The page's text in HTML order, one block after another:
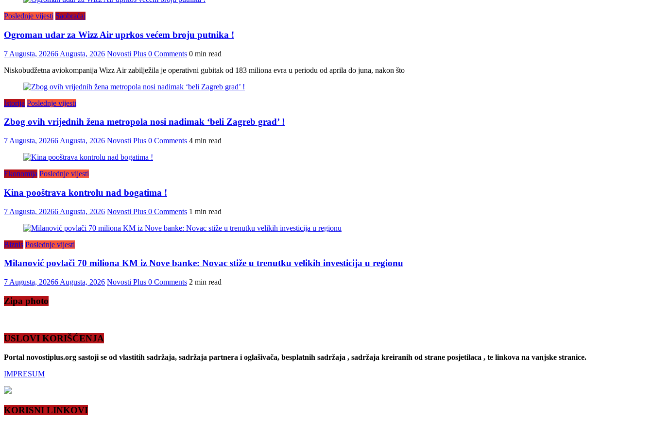
Poslednje vijesti Saobraćaj
Ogroman udar za Wizz Air uprkos većem broju putnika !
7 Augusta, 20266 Augusta, 2026 Novosti Plus 0 Comments 0 min read
Niskobudžetna aviokompanija Wizz Air zabilježila je operativni gubitak od 183 miliona evra u periodu od aprila do juna, nakon što
Istorija Poslednje vijesti
Zbog ovih vrijednih žena metropola nosi nadimak ‘beli Zagreb grad’ !
7 Augusta, 20266 Augusta, 2026 Novosti Plus 0 Comments 4 min read
Ekonomija Poslednje vijesti
Kina pooštrava kontrolu nad bogatima !
7 Augusta, 20266 Augusta, 2026 Novosti Plus 0 Comments 1 min read
Biznis Poslednje vijesti
Milanović povlači 70 miliona KM iz Nove banke: Novac stiže u trenutku velikih investicija u regionu
7 Augusta, 20266 Augusta, 2026 Novosti Plus 0 Comments 2 min read
Zipa photo
USLOVI KORIŠĆENJA
Portal novostiplus.org sastoji se od vlastitih sadržaja, sadržaja partnera i oglašivača, besplatnih sadržaja , sadržaja kreiranih od strane posjetilaca , te linkova na vanjske stranice.
IMPRESUM
KORISNI LINKOVI